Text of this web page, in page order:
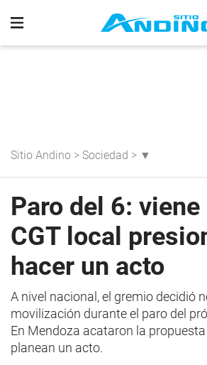
Sitio Andino > Sociedad > ▼
Paro del 6: viene
CGT local
hacer un acto
A nivel nacional, el gremio decidió
movilización durante el paro del
En Mendoza acataron la
planean un acto.